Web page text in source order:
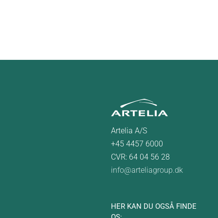
Artelia A/S
+45 4457 6000
CVR: 64 04 56 28
info@arteliagroup.dk
HER KAN DU OGSÅ FINDE